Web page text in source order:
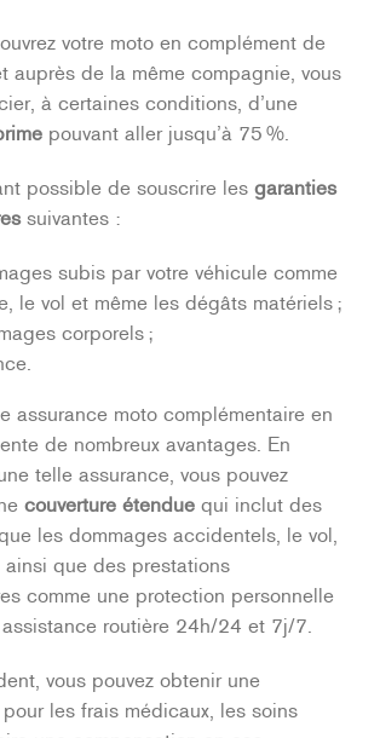
votre moto en complément de
auprès de la même compagnie, vous
à certaines conditions, d’une
pouvant aller jusqu’à 75 %.
possible de souscrire les garanties
suivantes :
subis par votre véhicule comme
le vol et même les dégâts matériels ;
corporels ;
assurance moto complémentaire en
de nombreux avantages. En
telle assurance, vous pouvez
couverture étendue qui inclut des
les dommages accidentels, le vol,
ainsi que des prestations
comme une protection personnelle
routière 24h/24 et 7j/7.
vous pouvez obtenir une
les frais médicaux, les soins